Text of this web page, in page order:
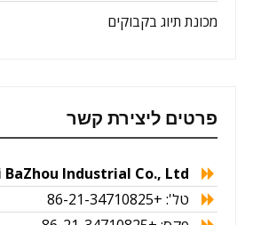
מכונת תיוג בקבוקים
פרטים ליצירת קשר
Industrial Co., Ltd.
טל': +86-21-34710825